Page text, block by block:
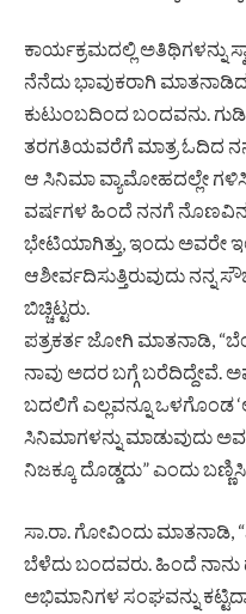
ಕಾರ್ಯಕ್ರಮದಲ್ಲಿ ಅತಿಥಿಗಳನ್ನು
ನೆನೆದು ಭಾವುಕರಾಗಿ
ಕುಟುಂಬದಿಂದ ಬಂದವನು.
ತರಗತಿಯವರೆಗೆ ಮಾತ್ರ ಓದಿದ
ಆ ಸಿನಿಮಾ ವ್ಯಾಮೋಹದಲ್ಲೇ
ವರ್ಷಗಳ ಹಿಂದೆ ನನಗೆ
ಭೇಟಿಯಾಗಿತ್ತು, ಇಂದು ಅವರೇ
ಆಶೀರ್ವದಿಸುತ್ತಿರುವುದು ನನ್ನ
ಬಿಚ್ಚಿಟ್ಟರು.
ಪತ್ರಕರ್ತ ಜೋಗಿ ಮಾತನಾಡಿ,
ನಾವು ಅದರ ಬಗ್ಗೆ ಬರೆದಿದ್ದೇವೆ.
ಬದಲಿಗೆ ಎಲ್ಲವನ್ನೂ ಒಳಗೊಂಡ
ಸಿನಿಮಾಗಳನ್ನು ಮಾಡುವುದು
ನಿಜಕ್ಕೂ ದೊಡ್ಡದು” ಎಂದು
ಸಾ.ರಾ. ಗೋವಿಂದು ಮಾತನಾಡಿ,
ಬೆಳೆದು ಬಂದವರು. ಹಿಂದೆ ನಾನು
ಅಭಿಮಾನಿಗಳ ಸಂಘವನ್ನು